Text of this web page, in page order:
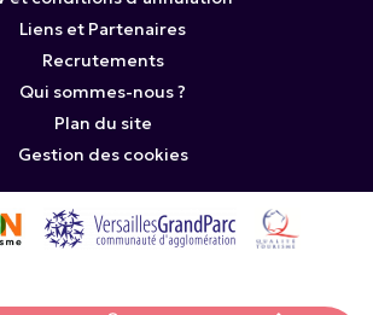
Liens et Partenaires
Recrutements
Qui sommes-nous ?
Plan du site
Gestion des cookies